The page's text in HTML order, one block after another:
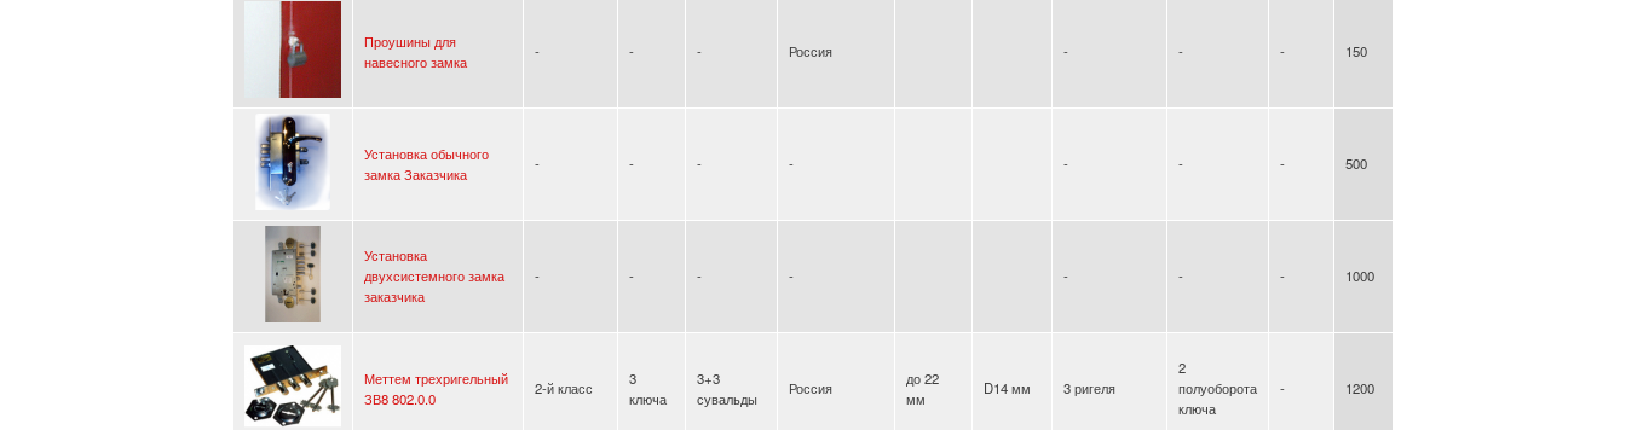
Проушины для
навесного замка
- - - Россия - - - 150
Установка обычного
замка Заказчика
- - - - - - - 500
Установка
двухсистемного замка
заказчика
- - - - - - - 1000
Меттем трехригельный
ЗВ8 802.0.0
2-й класс
3
ключа
3+3
сувальды
Россия
до 22
мм
D14 мм 3 ригеля
2
полуоборота
ключа
- 1200